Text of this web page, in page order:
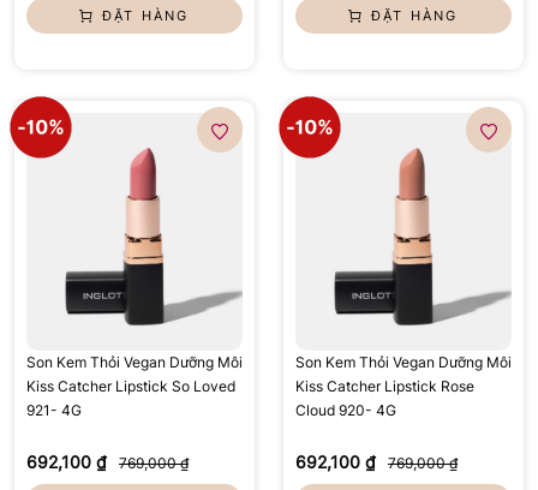
ĐẶT HÀNG ĐẶT HÀNG
Son Kem Thỏi Vegan Dưỡng Môi
Kiss Catcher Lipstick So Loved
921- 4G
692,100 ₫ 769,000 ₫
Son Kem Thỏi Vegan Dưỡng Môi
Kiss Catcher Lipstick Rose
Cloud 920- 4G
692,100 ₫ 769,000 ₫